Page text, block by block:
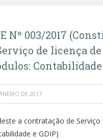
Nº 003/2017
de licença
Contabilidade
DE 2017
a contratação de Serviço
e GDIP)